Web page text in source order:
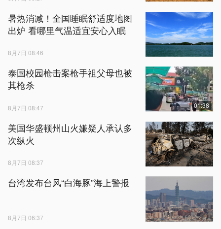
暑热消减！全国睡眠舒适度地图
出炉 看哪里气温适宜安心入眠
8月7日 08:46
泰国校园枪击案枪手祖父母也被
其枪杀
8月7日 08:47 01:38
美国华盛顿州山火嫌疑人承认多
次纵火
8月7日 08:37
台湾发布台风“白海豚”海上警报
8月7日 06:37